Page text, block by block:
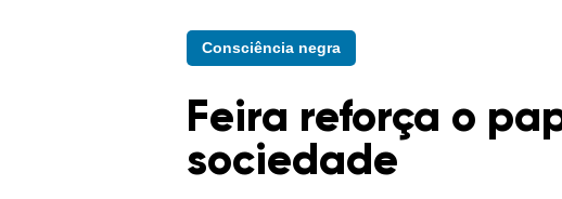
Consciência negra
Feira reforça o
sociedade